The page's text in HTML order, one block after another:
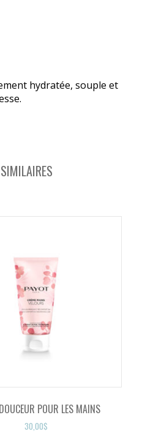
hydratée, souple et
POUR LES MAINS
30,00$